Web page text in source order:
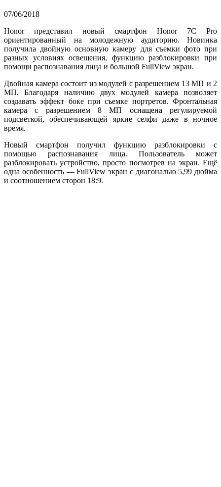
07/06/2018
Honor представил новый смартфон Honor 7C Pro
ориентированный на молодежную аудиторию. Новинка
получила двойную основную камеру для съемки фото при
разных условиях освещения, функцию разблокировки при
помощи распознавания лица и большой FullView экран.
Двойная камера состоит из модулей с разрешением 13 МП и 2
МП. Благодаря наличию двух модулей камера позволяет
создавать эффект боке при съемке портретов. Фронтальная
камера с разрешением 8 МП оснащена регулируемой
подсветкой, обеспечивающей яркие селфи даже в ночное
время.
Новый смартфон получил функцию разблокировки с
помощью распознавания лица. Пользователь может
разблокировать устройство, просто посмотрев на экран. Ещё
одна особенность — FullView экран с диагональю 5,99 дюйма
и соотношением сторон 18:9.